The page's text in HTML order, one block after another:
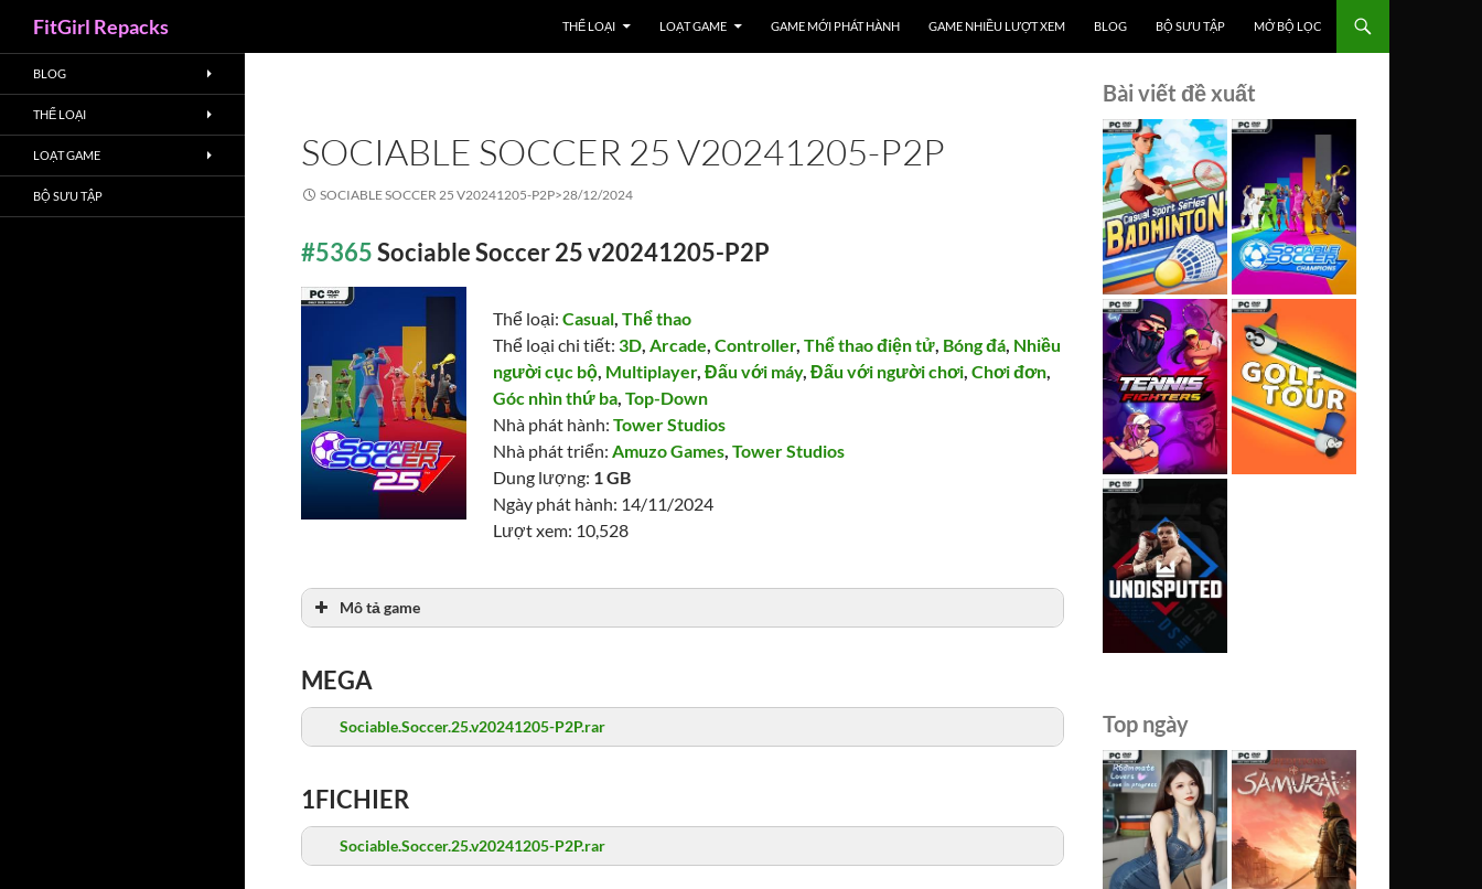
FitGirl Repacks THỂ LOẠI LOẠT GAME GAME MỚI PHÁT HÀNH GAME NHIỀU LƯỢT XEM BLOG BỘ SƯU TẬP MỞ BỘ LỌC
SOCIABLE SOCCER 25 V20241205-P2P
SOCIABLE SOCCER 25 V20241205-P2P>28/12/2024
#5365Sociable Soccer 25 v20241205-P2P
Thể loại:Casual,Thể thao
Thể loại chi tiết: 3D,Arcade,Controller,Thể thao điện tử, Bóng đá, Nhiều
người cục bộ, Multiplayer,Đấu với máy,Đấu với người chơi,Chơi đơn,
Góc nhìn thứ ba,Top-Down
Nhà phát hành:Tower Studios
Nhà phát triển:Amuzo Games,Tower Studios
Dung lượng: 1 GB
Ngày phát hành: 14/11/2024
Lượt xem: 10,528
Mô tả game
MEGA
Sociable.Soccer.25.v20241205-P2P.rar
1FICHIER
Sociable.Soccer.25.v20241205-P2P.rar
Bài viết đề xuất
Top ngày
BLOG
THỂ LOẠI
LOẠT GAME
BỘ SƯU TẬP